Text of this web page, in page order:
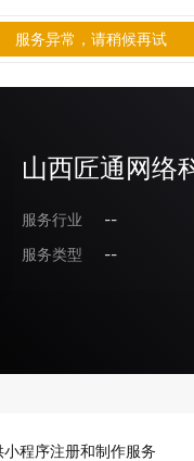
山西匠通网络
服务行业
--
服务类型
--
程序注册和制作服务
服务异常，请稍候再试